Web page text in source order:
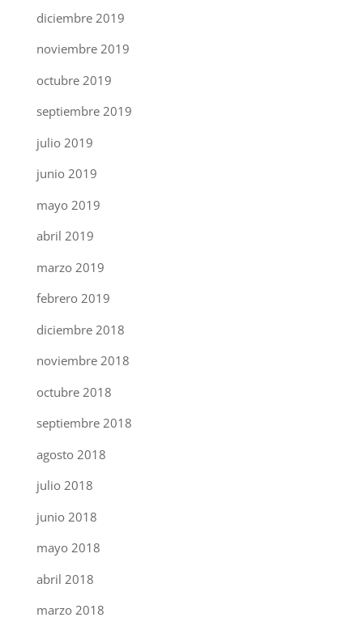
diciembre 2019
noviembre 2019
octubre 2019
septiembre 2019
julio 2019
junio 2019
mayo 2019
abril 2019
marzo 2019
febrero 2019
diciembre 2018
noviembre 2018
octubre 2018
septiembre 2018
agosto 2018
julio 2018
junio 2018
mayo 2018
abril 2018
marzo 2018